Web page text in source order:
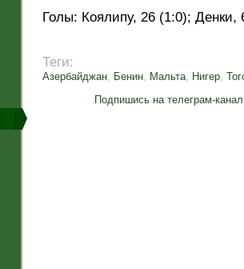
Голы: Коялипу, 26 (1:0); Денки,
Теги:
Азербайджан, Бенин, Мальта, Нигер,
Подпишись на телеграм-